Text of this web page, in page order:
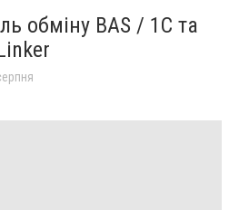
обміну BAS / 1C та